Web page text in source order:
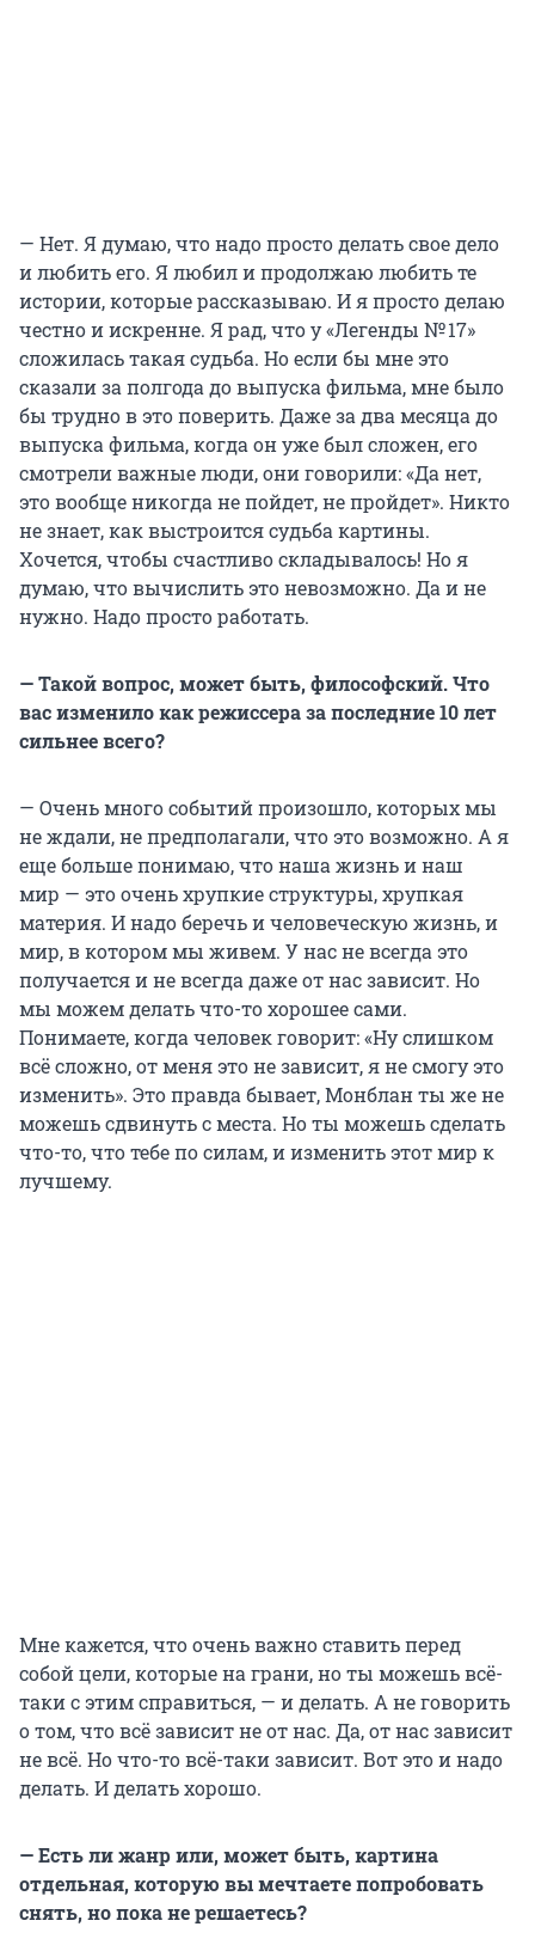
— Нет. Я думаю, что надо просто делать свое дело
и любить его. Я любил и продолжаю любить те
истории, которые рассказываю. И я просто делаю
честно и искренне. Я рад, что у «Легенды № 17»
сложилась такая судьба. Но если бы мне это
сказали за полгода до выпуска фильма, мне было
бы трудно в это поверить. Даже за два месяца до
выпуска фильма, когда он уже был сложен, его
смотрели важные люди, они говорили: «Да нет,
это вообще никогда не пойдет, не пройдет». Никто
не знает, как выстроится судьба картины.
Хочется, чтобы счастливо складывалось! Но я
думаю, что вычислить это невозможно. Да и не
нужно. Надо просто работать.
— Такой вопрос, может быть, философский. Что
вас изменило как режиссера за последние 10 лет
сильнее всего?
— Очень много событий произошло, которых мы
не ждали, не предполагали, что это возможно. А я
еще больше понимаю, что наша жизнь и наш
мир — это очень хрупкие структуры, хрупкая
материя. И надо беречь и человеческую жизнь, и
мир, в котором мы живем. У нас не всегда это
получается и не всегда даже от нас зависит. Но
мы можем делать что-то хорошее сами.
Понимаете, когда человек говорит: «Ну слишком
всё сложно, от меня это не зависит, я не смогу это
изменить». Это правда бывает, Монблан ты же не
можешь сдвинуть с места. Но ты можешь сделать
что-то, что тебе по силам, и изменить этот мир к
лучшему.
Мне кажется, что очень важно ставить перед
собой цели, которые на грани, но ты можешь всё-
таки с этим справиться, — и делать. А не говорить
о том, что всё зависит не от нас. Да, от нас зависит
не всё. Но что-то всё-таки зависит. Вот это и надо
делать. И делать хорошо.
— Есть ли жанр или, может быть, картина
отдельная, которую вы мечтаете попробовать
снять, но пока не решаетесь?